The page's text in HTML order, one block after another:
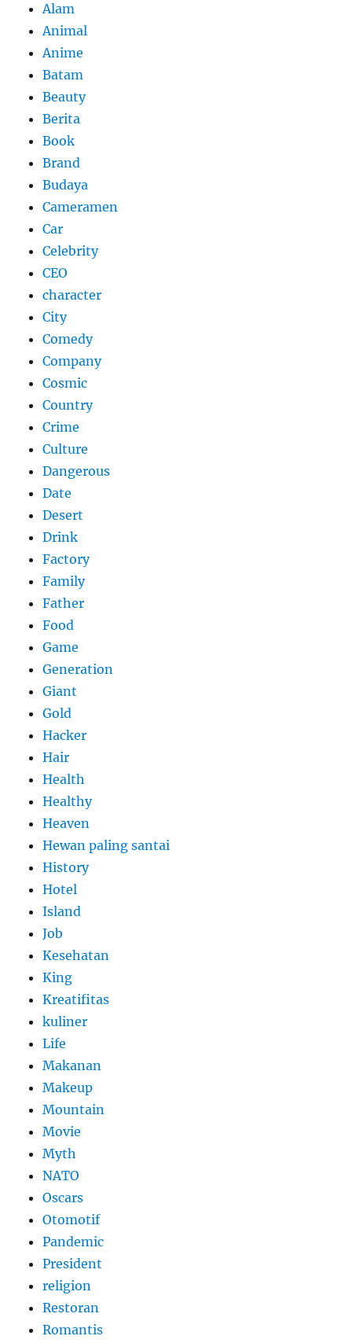
Alam
Animal
Anime
Batam
Beauty
Berita
Book
Brand
Budaya
Cameramen
Car
Celebrity
CEO
character
City
Comedy
Company
Cosmic
Country
Crime
Culture
Dangerous
Date
Desert
Drink
Factory
Family
Father
Food
Game
Generation
Giant
Gold
Hacker
Hair
Health
Healthy
Heaven
Hewan paling santai
History
Hotel
Island
Job
Kesehatan
King
Kreatifitas
kuliner
Life
Makanan
Makeup
Mountain
Movie
Myth
NATO
Oscars
Otomotif
Pandemic
President
religion
Restoran
Romantis